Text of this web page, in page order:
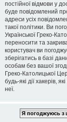
постійної відмови у
буде повідомлений
адреси усіх
такої політики. Ви
Української Греко-
переносити та
користувач ви
зберігатись в базі
особам без вашої
Греко-Католицької
будь-які дії хакерів,
неї.